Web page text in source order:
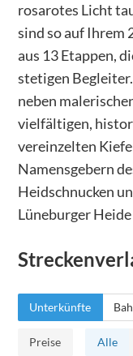
rosarotes Licht
sind so auf Ihrem
aus 13 Etappen,
stetigen
neben
vielfältigen,
vereinzelten
Namensgebern
Heidschnucken
Lüneburger
Unterkünfte
Preise Alle